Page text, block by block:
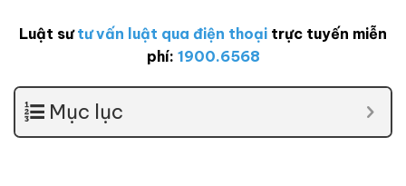
Luật sưtư vấn luật qua điện thoại trực tuyến miễn
phí: 1900.6568
Mục lục